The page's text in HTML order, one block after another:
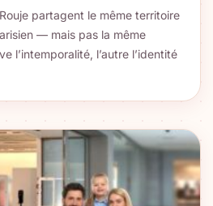
partagent le même territoire
— mais pas la même
l’intemporalité, l’autre l’identité